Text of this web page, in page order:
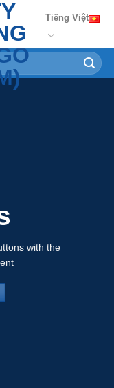
Tiếng Việt
with the